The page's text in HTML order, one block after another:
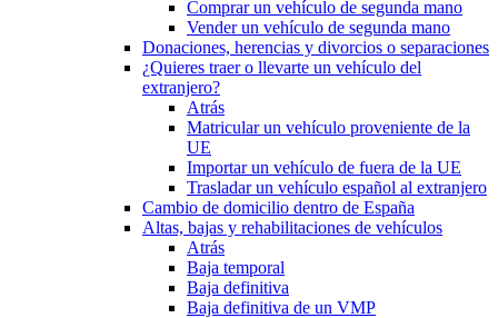
Comprar un vehículo de segunda mano
Vender un vehículo de segunda mano
Donaciones, herencias y divorcios o separaciones
¿Quieres traer o llevarte un vehículo del
extranjero?
Atrás
Matricular un vehículo proveniente de la
UE
Importar un vehículo de fuera de la UE
Trasladar un vehículo español al extranjero
Cambio de domicilio dentro de España
Altas, bajas y rehabilitaciones de vehículos
Atrás
Baja temporal
Baja definitiva
Baja definitiva de un VMP